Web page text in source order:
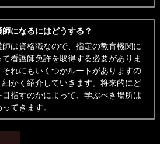
師になるにはどうする？
師は資格職なので、指定の教育機関に
て看護師免許を取得する必要がありま
それにもいくつかルートがありますの
細かく紹介していきます。将来的にど
目指すのかによって、学ぶべき場所は
てきます。